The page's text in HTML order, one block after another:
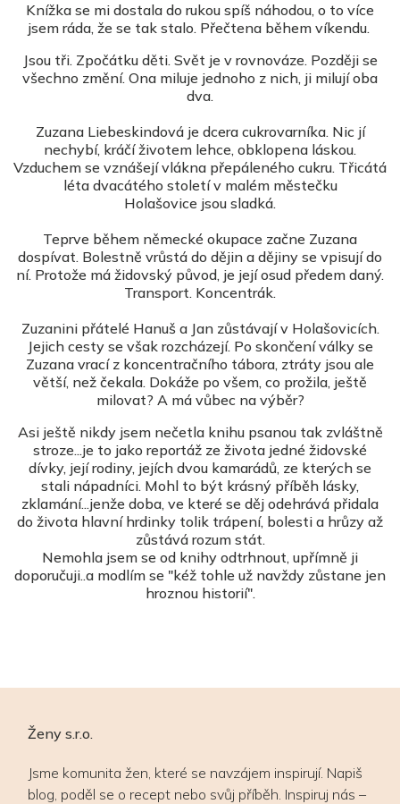
Knížka se mi dostala do rukou spíš náhodou, o to více
jsem ráda, že se tak stalo. Přečtena během víkendu.
Jsou tři. Zpočátku děti. Svět je v rovnováze. Později se
všechno změní. Ona miluje jednoho z nich, ji milují oba
dva.
Zuzana Liebeskindová je dcera cukrovarníka. Nic jí
nechybí, kráčí životem lehce, obklopena láskou.
Vzduchem se vznášejí vlákna přepáleného cukru. Třicátá
léta dvacátého století v malém městečku
Holašovice jsou sladká.
Teprve během německé okupace začne Zuzana
dospívat. Bolestně vrůstá do dějin a dějiny se vpisují do
ní. Protože má židovský původ, je její osud předem daný.
Transport. Koncentrák.
Zuzanini přátelé Hanuš a Jan zůstávají v Holašovicích.
Jejich cesty se však rozcházejí. Po skončení války se
Zuzana vrací z koncentračního tábora, ztráty jsou ale
větší, než čekala. Dokáže po všem, co prožila, ještě
milovat? A má vůbec na výběr?
Asi ještě nikdy jsem nečetla knihu psanou tak zvláštně
stroze...je to jako reportáž ze života jedné židovské
dívky, její rodiny, jejích dvou kamarádů, ze kterých se
stali nápadníci. Mohl to být krásný příběh lásky,
zklamání...jenže doba, ve které se děj odehrává přidala
do života hlavní hrdinky tolik trápení, bolesti a hrůzy až
zůstává rozum stát.
Nemohla jsem se od knihy odtrhnout, upřímně ji
doporučuji..a modlím se "kéž tohle už navždy zůstane jen
hroznou historií".
Ženy s.r.o.
Jsme komunita žen, které se navzájem inspirují. Napiš
blog, poděl se o recept nebo svůj příběh. Inspiruj nás –